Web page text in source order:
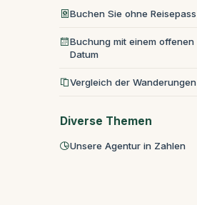
Buchen Sie ohne Reisepass
Buchung mit einem offenen
Datum
Vergleich der Wanderungen
Diverse Themen
Unsere Agentur in Zahlen